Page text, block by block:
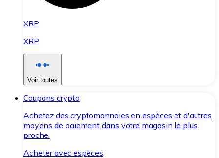
XRP
XRP
Voir toutes
Coupons crypto
Achetez des cryptomonnaies en espèces et d'autres
moyens de paiement dans votre magasin le plus
proche.
Acheter avec espèces